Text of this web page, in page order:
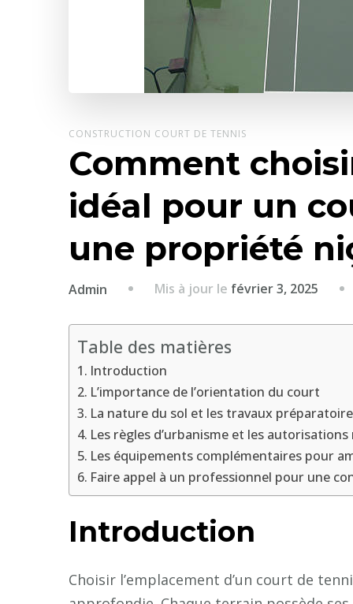
CONSTRUCTION COURT DE TENNIS
Comment
idéal pour un
une propriété
Admin Mis à jour le février 3, 2025
Table des matières
Introduction
L’importance de l’orientation du court
La nature du sol et les travaux
Les règles d’urbanisme et les autorisations
Les équipements complémentaires pour
Faire appel à un professionnel pour une
Introduction
Choisir l’emplacement d’un court de